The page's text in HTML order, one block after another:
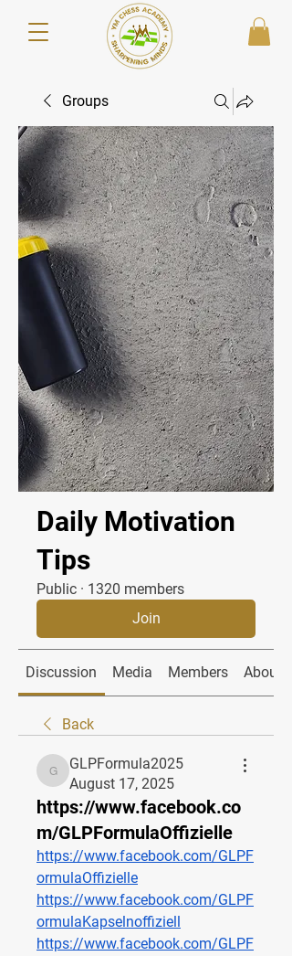
Groups
Daily Motivation
Tips
Public · 1320 members
Join
Discussion Media Members About
Back
GLPFormula2025
GLPFormula2025
August 17, 2025
https://www.facebook.co
m/GLPFormulaOffizielle
https://www.facebook.com/GLPF
ormulaOffizielle
https://www.facebook.com/GLPF
ormulaKapselnoffiziell
https://www.facebook.com/GLPF